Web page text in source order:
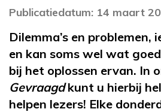
Publicatiedatum: 14 maart
Dilemma’s en problemen,
en kan soms wel wat
bij het oplossen ervan. In
Gevraagdkunt u hierbij
helpen lezers! Elke